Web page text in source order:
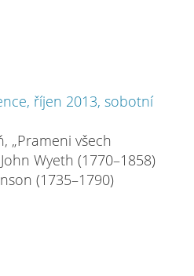
říjen 2013, sobotní
„Prameni všech
Wyeth (1770–1858)
(1735–1790)